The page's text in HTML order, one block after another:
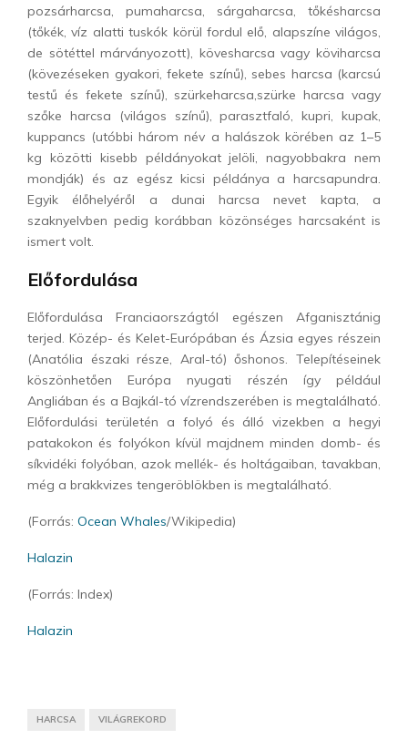
pozsárharcsa, pumaharcsa, sárgaharcsa, tőkésharcsa
(tőkék, víz alatti tuskók körül fordul elő, alapszíne világos,
de sötéttel márványozott), kövesharcsa vagy köviharcsa
(kövezéseken gyakori, fekete színű), sebes harcsa (karcsú
testű és fekete színű), szürkeharcsa,szürke harcsa vagy
szőke harcsa (világos színű), parasztfaló, kupri, kupak,
kuppancs (utóbbi három név a halászok körében az 1–5
kg közötti kisebb példányokat jelöli, nagyobbakra nem
mondják) és az egész kicsi példánya a harcsapundra.
Egyik élőhelyéről a dunai harcsa nevet kapta, a
szaknyelvben pedig korábban közönséges harcsaként is
ismert volt.
Előfordulása
Előfordulása Franciaországtól egészen Afganisztánig
terjed. Közép- és Kelet-Európában és Ázsia egyes részein
(Anatólia északi része, Aral-tó) őshonos. Telepítéseinek
köszönhetően Európa nyugati részén így például
Angliában és a Bajkál-tó vízrendszerében is megtalálható.
Előfordulási területén a folyó és álló vizekben a hegyi
patakokon és folyókon kívül majdnem minden domb- és
síkvidéki folyóban, azok mellék- és holtágaiban, tavakban,
még a brakkvizes tengeröblökben is megtalálható.
(Forrás: Ocean Whales/Wikipedia)
Halazin
(Forrás: Index)
Halazin
HARCSA VILÁGREKORD